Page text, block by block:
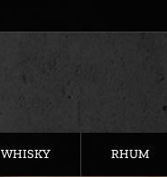
WHISKY RHUM